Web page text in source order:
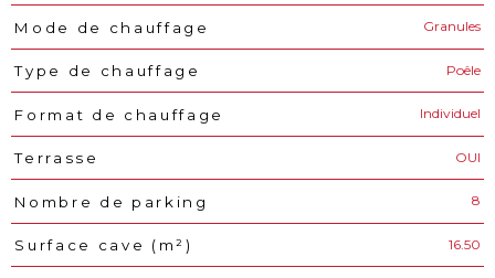
Mode de chauffage Granules
Type de chauffage Poêle
Format de chauffage Individuel
Terrasse OUI
Nombre de parking 8
Surface cave (m²) 16.50